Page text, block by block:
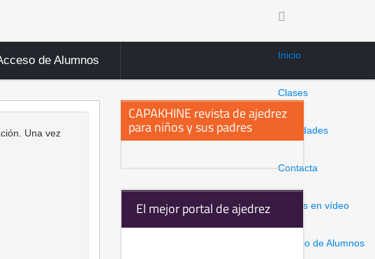
de Alumnos Inicio
Clases
Novedades
Contacta
Clases en vídeo
Acceso de Alumnos
Una vez
CAPAKHINE revista de ajedrez
para niños y sus padres
El mejor portal de ajedrez